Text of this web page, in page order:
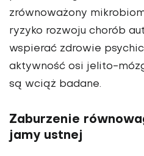
zrównoważony
ryzyko rozwoju chorób
wspierać zdrowie
aktywność osi jelito-
są wciąż badane.
Zaburzenie
jamy ustnej